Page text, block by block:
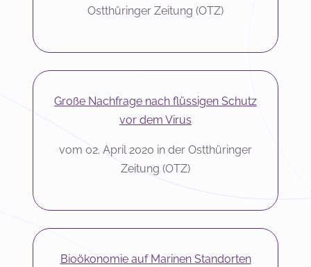
Ostthüringer Zeitung (OTZ)
Große Nachfrage nach flüssigen Schutz
vor dem Virus
vom 02. April 2020 in der Ostthüringer
Zeitung (OTZ)
Bioökonomie auf Marinen Standorten